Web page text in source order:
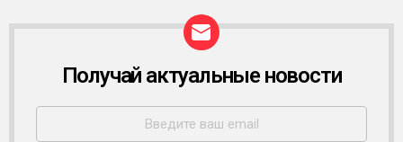
С
Получай актуальные новости